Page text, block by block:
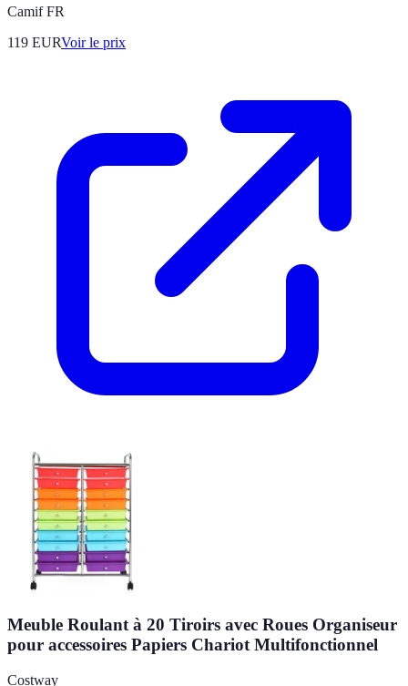
Camif FR
119 EURVoir le prix
Meuble Roulant à 20 Tiroirs avec Roues Organiseur
pour accessoires Papiers Chariot Multifonctionnel
Costway